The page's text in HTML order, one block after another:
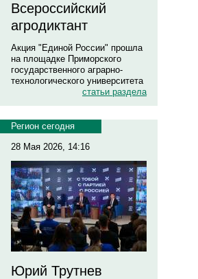
Всероссийский
агродиктант
Акция "Единой России" прошла
на площадке Приморского
государственного аграрно-
технологического университета
статьи раздела
Регион сегодня
28 Мая 2026, 14:16
Юрий Трутнев